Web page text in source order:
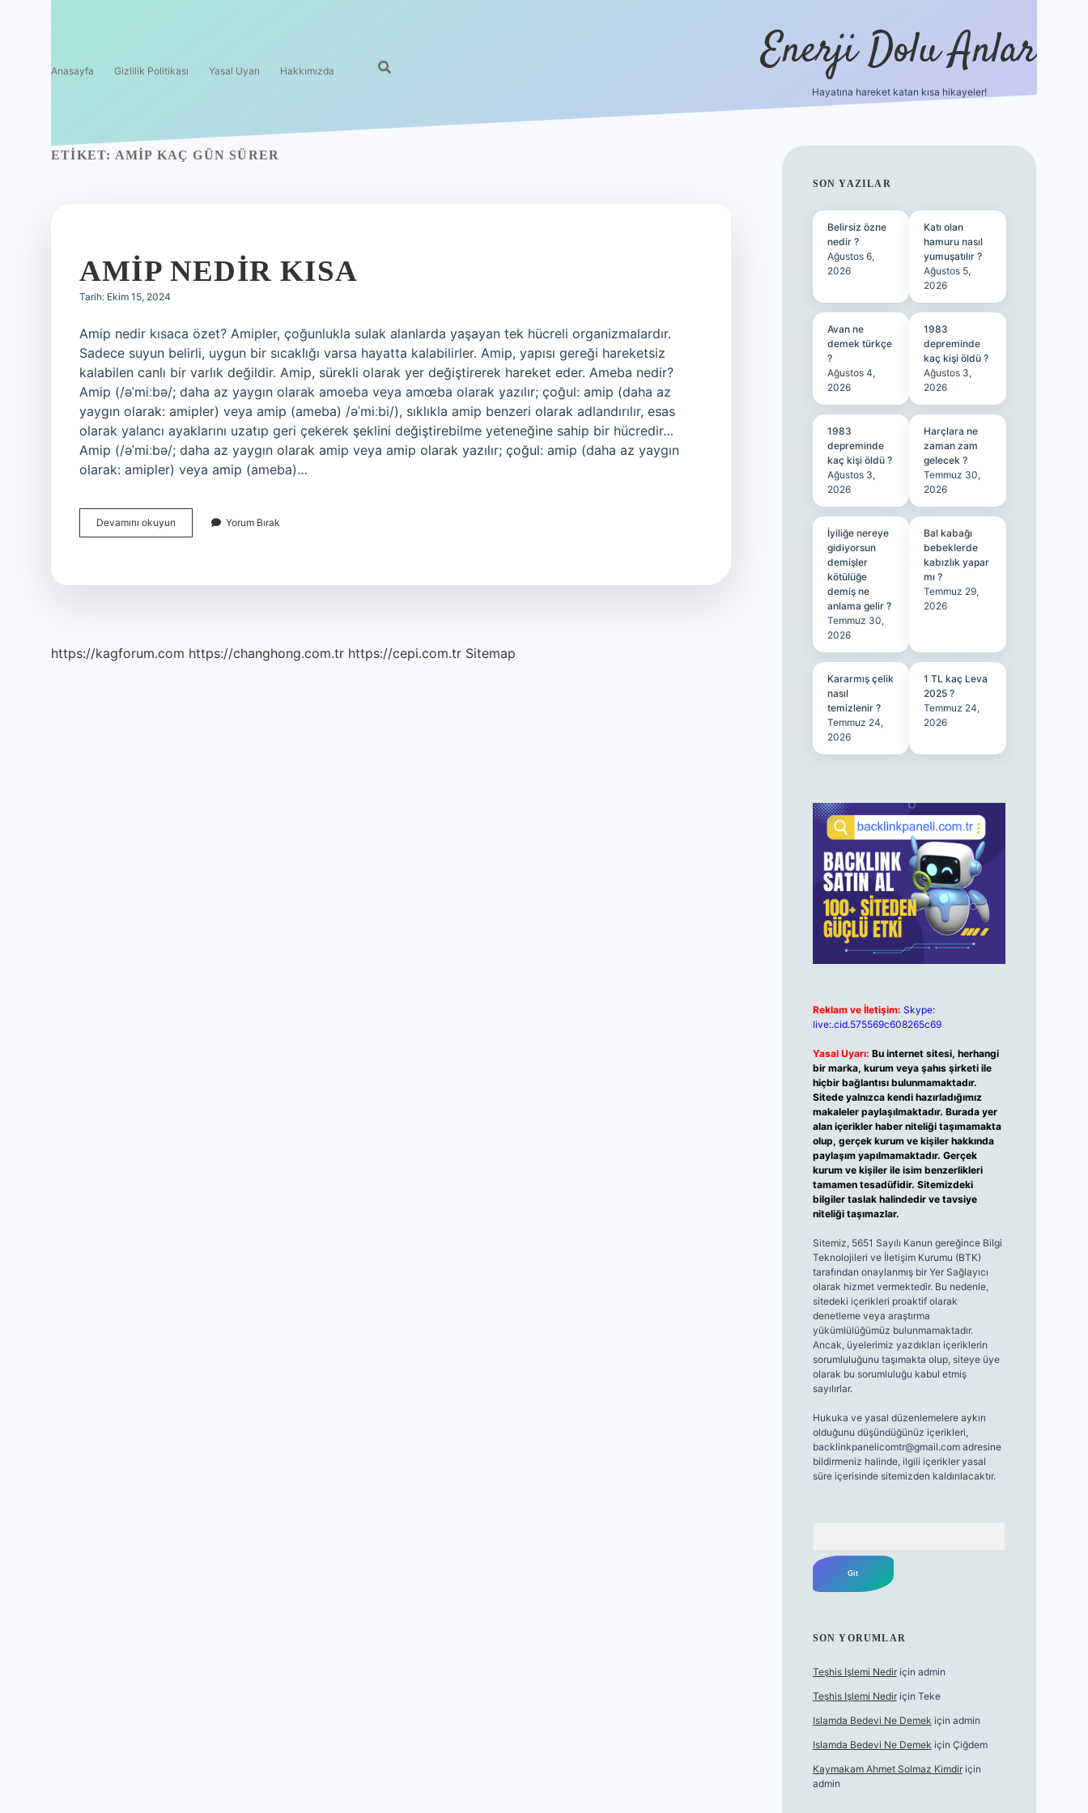
Anasayfa Gizlilik Politikası Yasal Uyarı Hakkımızda Enerji Dolu Anlar
Hayatına hareket katan kısa hikayeler!
ETIKET: AMIP KAÇ GÜN SÜRER
AMIP NEDIR KISA
Tarih: Ekim 15, 2024
Amip nedir kısaca özet? Amipler, çoğunlukla sulak alanlarda yaşayan tek hücreli organizmalardır.
Sadece suyun belirli, uygun bir sıcaklığı varsa hayatta kalabilirler. Amip, yapısı gereği hareketsiz
kalabilen canlı bir varlık değildir. Amip, sürekli olarak yer değiştirerek hareket eder. Ameba nedir?
Amip (/əˈmiːbə/; daha az yaygın olarak amoeba veya amœba olarak yazılır; çoğul: amip (daha az
yaygın olarak: amipler) veya amip (ameba) /əˈmiːbi/), sıklıkla amip benzeri olarak adlandırılır, esas
olarak yalancı ayaklarını uzatıp geri çekerek şeklini değiştirebilme yeteneğine sahip bir hücredir…
Amip (/əˈmiːbə/; daha az yaygın olarak amip veya amip olarak yazılır; çoğul: amip (daha az yaygın
olarak: amipler) veya amip (ameba)…
Devamını okuyun
Nedir
Yorum Bırak
https://kagforum.com https://changhong.com.tr https://cepi.com.tr Sitemap
SIDEBAR
SON YAZILAR
Belirsiz özne
nedir ?
Ağustos 6,
2026
Katı olan
hamuru nasıl
yumuşatılır ?
Ağustos 5,
2026
Avan ne
demek türkçe
?
Ağustos 4,
2026
1983
depreminde
kaç kişi öldü ?
Ağustos 3,
2026
1983
depreminde
kaç kişi öldü ?
Ağustos 3,
2026
Harçlara ne
zaman zam
gelecek ?
Temmuz 30,
2026
İyiliğe nereye
gidiyorsun
demişler
kötülüğe
demiş ne
anlama gelir ?
Temmuz 30,
2026
Bal kabağı
bebeklerde
kabızlık yapar
mı ?
Temmuz 29,
2026
Kararmış çelik
nasıl
temizlenir ?
Temmuz 24,
2026
1 TL kaç Leva
2025 ?
Temmuz 24,
2026
Reklam ve İletişim: Skype:
live:.cid.575569c608265c69
Yasal Uyarı: Bu internet sitesi, herhangi
bir marka, kurum veya şahıs şirketi ile
hiçbir bağlantısı bulunmamaktadır.
Sitede yalnızca kendi hazırladığımız
makaleler paylaşılmaktadır. Burada yer
alan içerikler haber niteliği taşımamakta
olup, gerçek kurum ve kişiler hakkında
paylaşım yapılmamaktadır. Gerçek
kurum ve kişiler ile isim benzerlikleri
tamamen tesadüfidir. Sitemizdeki
bilgiler taslak halindedir ve tavsiye
niteliği taşımazlar.
Sitemiz, 5651 Sayılı Kanun gereğince Bilgi
Teknolojileri ve İletişim Kurumu (BTK)
tarafından onaylanmış bir Yer Sağlayıcı
olarak hizmet vermektedir. Bu nedenle,
sitedeki içerikleri proaktif olarak
denetleme veya araştırma
yükümlülüğümüz bulunmamaktadır.
Ancak, üyelerimiz yazdıkları içeriklerin
sorumluluğunu taşımakta olup, siteye üye
olarak bu sorumluluğu kabul etmiş
sayılırlar.
Hukuka ve yasal düzenlemelere aykırı
olduğunu düşündüğünüz içerikleri,
backlinkpanelicomtr@gmail.comadresine
bildirmeniz halinde, ilgili içerikler yasal
süre içerisinde sitemizden kaldırılacaktır.
SON YORUMLAR
Teşhis Işlemi Nediriçin admin
Teşhis Işlemi Nediriçin Teke
Islamda Bedevi Ne Demek için admin
Islamda Bedevi Ne Demek için Çiğdem
Kaymakam Ahmet Solmaz Kimdiriçin
admin
betexper güncel